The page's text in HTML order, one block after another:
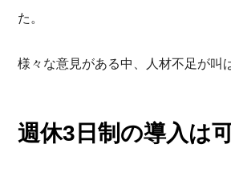
た。
様々な意見がある中、人材不足が叫
週休3日制の導入は